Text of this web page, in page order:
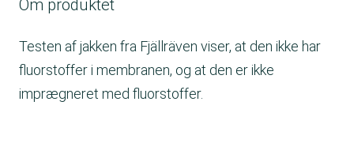
Om produktet
Testen af jakken fra Fjällräven viser, at den ikke har
fluorstoffer i membranen, og at den er ikke
imprægneret med fluorstoffer.